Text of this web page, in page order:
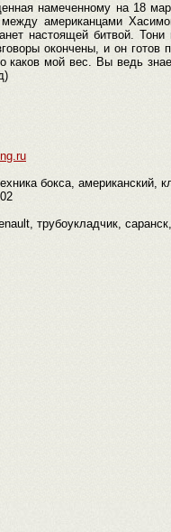
намеченному на 18
американцами
настоящей битвой. Тони
окончены, и он готов
каков мой вес. Вы ведь
бокса, американский,
трубоукладчик, саранск,